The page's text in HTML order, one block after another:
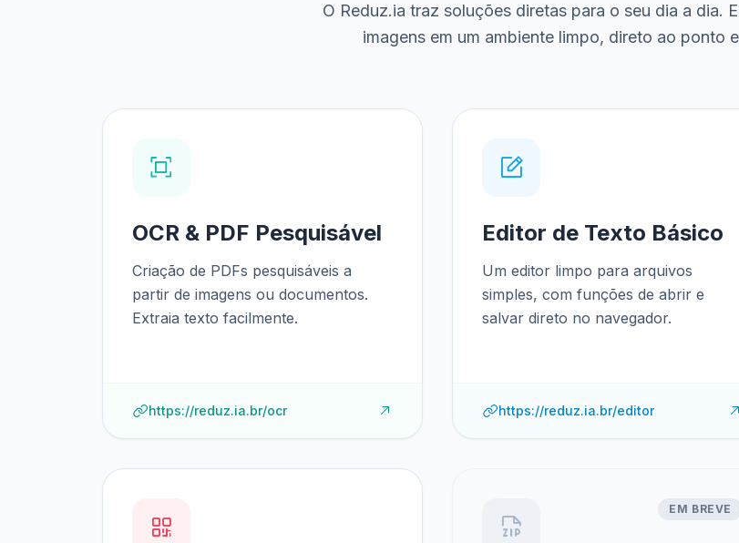
O Reduz.ia traz soluções diretas para o seu dia a dia.
imagens em um ambiente limpo, direto ao ponto
OCR & PDF Pesquisável
Criação de PDFs pesquisáveis a
partir de imagens ou documentos.
Extraia texto facilmente.
https://reduz.ia.br/ocr
Editor de Texto Básico
Um editor limpo para arquivos
simples, com funções de abrir e
salvar direto no navegador.
https://reduz.ia.br/editor
EM BREVE